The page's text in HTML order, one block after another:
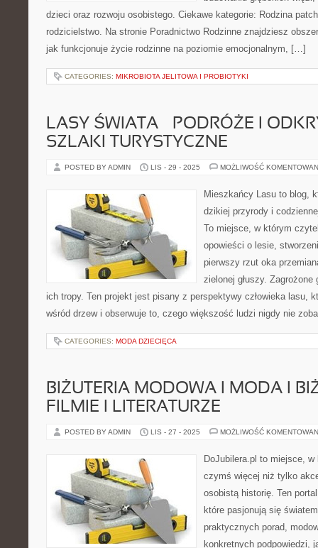
dzieci oraz rozwoju osobistego. Ciekawe kategorie: Rodzina
rodzicielstwo. Na stronie Poradnictwo Rodzinne znajdziesz
jak funkcjonuje życie rodzinne na poziomie emocjonalnym, […]
CATEGORIES: MIKROBIOTA JELITOWA I PROBIOTYKI
LASY ŚWIATA – PODRÓŻE I
SZLAKI TURYSTYCZNE
POSTED BY ADMIN LIS - 29 - 2025 MOŻLIWOŚĆ
Mieszkańcy Lasu to blog,
dzikiej przyrody i
To miejsce, w którym
opowieści o lesie,
pierwszy rzut oka
zielonej głuszy.
ich tropy. Ten projekt jest pisany z perspektywy człowieka lasu,
wśród drzew i obserwuje to, czego większość ludzi nigdy nie
CATEGORIES: MODA DZIECIĘCA
BIŻUTERIA MODOWA I MODA I
FILMIE I LITERATURZE
POSTED BY ADMIN LIS - 27 - 2025 MOŻLIWOŚĆ
DoJubilera.pl to miejsce,
czymś więcej niż tylko
osobistą historię. Ten
które pasjonują się
praktycznych porad,
konkretnych podpowiedzi,